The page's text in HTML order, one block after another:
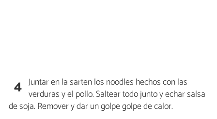
4 Juntar en la sarten los noodles hechos con las
verduras y el pollo. Saltear todo junto y echar salsa
de soja. Remover y dar un golpe golpe de calor.